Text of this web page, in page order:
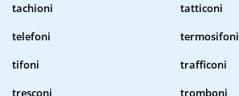
tachioni
tatticoni
telefoni
termosifoni
tifoni
trafficoni
tresconi
tromboni